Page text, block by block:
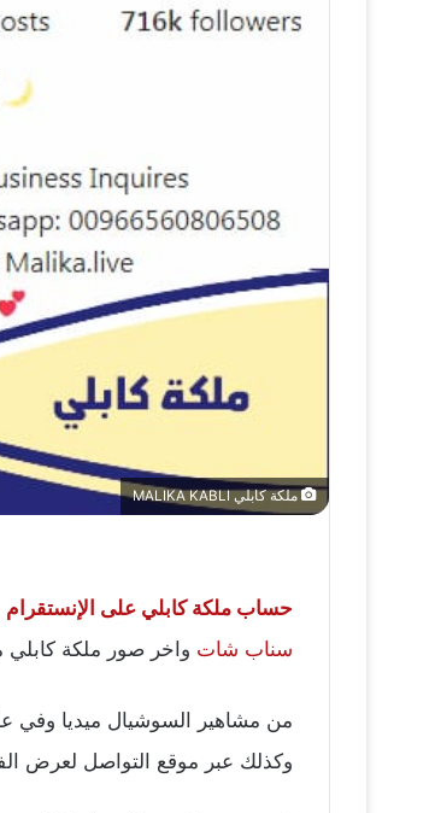
ملكة كابلي MALIKA KABLI
حساب ملكة كابلي على الإنستقرام
سناب شات واخر صور ملكة كابلي
من مشاهير السوشيال ميديا وفي
وكذلك عبر موقع التواصل لعرض